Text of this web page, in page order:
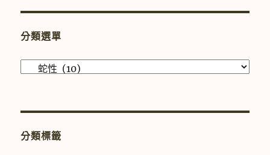
分類選單
分類標籤